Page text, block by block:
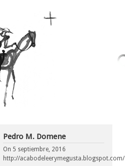
Pedro M. Domene
On 5 septiembre, 2016
http://acabodeleerymegusta.blogspot.com/